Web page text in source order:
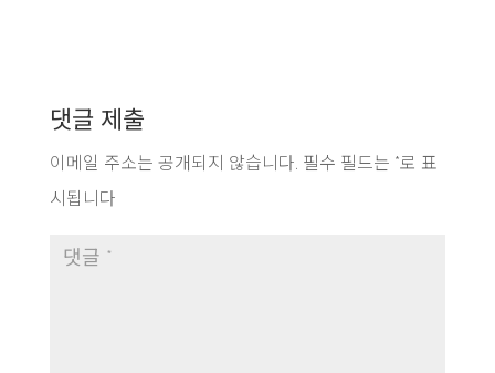
댓글 제출
이메일 주소는 공개되지 않습니다. 필수 필드는 *로 표
시됩니다